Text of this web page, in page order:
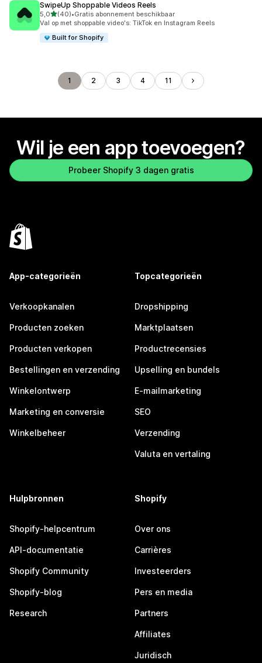
SwipeUp Shoppable Videos Reels
5,0van 5 sterren
(40)
40 recensies in totaal
•Gratis abonnement beschikbaar
Val op met shoppable video's: TikTok en Instagram Reels
Built for Shopify
1 2 3 4 11
Wil je een app toevoegen?
Probeer Shopify 3 dagen gratis
App-categorieën
Verkoopkanalen
Producten zoeken
Producten verkopen
Bestellingen en verzending
Winkelontwerp
Marketing en conversie
Winkelbeheer
Topcategorieën
Dropshipping
Marktplaatsen
Productrecensies
Upselling en bundels
E-mailmarketing
SEO
Verzending
Valuta en vertaling
Hulpbronnen
Shopify-helpcentrum
API-documentatie
Shopify Community
Shopify-blog
Research
Shopify
Over ons
Carrières
Investeerders
Pers en media
Partners
Affiliates
Juridisch